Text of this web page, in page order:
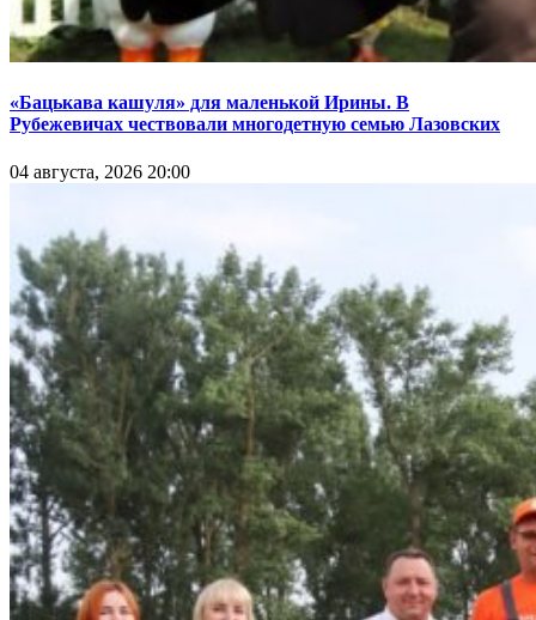
«Бацькава кашуля» для маленькой Ирины. В
Рубежевичах чествовали многодетную семью Лазовских
04 августа, 2026 20:00